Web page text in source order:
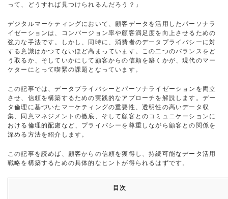
って、どうすれば見つけられるんだろう？」
デジタルマーケティングにおいて、顧客データを活用したパーソナラ
イゼーションは、コンバージョン率や顧客満足度を向上させるための
強力な手法です。しかし、同時に、消費者のデータプライバシーに対
する意識はかつてないほど高まっています。この二つのバランスをど
う取るか、そしていかにして顧客からの信頼を築くかが、現代のマー
ケターにとって喫緊の課題となっています。
この記事では、データプライバシーとパーソナライゼーションを両立
させ、信頼を構築するための実践的なアプローチを解説します。デー
タ倫理に基づいたマーケティングの重要性、透明性の高いデータ収
集、同意マネジメントの徹底、そして顧客とのコミュニケーションに
おける倫理的配慮など、プライバシーを尊重しながら顧客との関係を
深める方法を紹介します。
この記事を読めば、顧客からの信頼を獲得し、持続可能なデータ活用
戦略を構築するための具体的なヒントが得られるはずです。
目次